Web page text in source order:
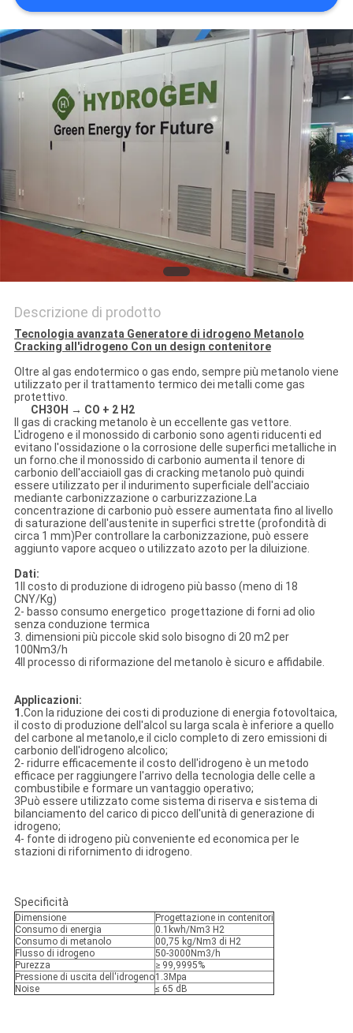
MAPPA
DEL
SITO
INFORMATIVA
SULLA
PRIVACY
Descrizione di prodotto
Tecnologia avanzata Generatore di idrogeno Metanolo
Cracking all'idrogeno Con un design contenitore
Oltre al gas endotermico o gas endo, sempre più metanolo viene
utilizzato per il trattamento termico dei metalli come gas
protettivo.
CH3OH → CO + 2 H2
Il gas di cracking metanolo è un eccellente gas vettore.
L'idrogeno e il monossido di carbonio sono agenti riducenti ed
evitano l'ossidazione o la corrosione delle superfici metalliche in
un forno.che il monossido di carbonio aumenta il tenore di
carbonio dell'acciaioIl gas di cracking metanolo può quindi
essere utilizzato per il indurimento superficiale dell'acciaio
mediante carbonizzazione o carburizzazione.La
concentrazione di carbonio può essere aumentata fino al livello
di saturazione dell'austenite in superfici strette (profondità di
circa 1 mm)Per controllare la carbonizzazione, può essere
aggiunto vapore acqueo o utilizzato azoto per la diluizione.
Dati:
1Il costo di produzione di idrogeno più basso (meno di 18
CNY/Kg)
2- basso consumo energetico ­ progettazione di forni ad olio
senza conduzione termica
3. dimensioni più piccole skid solo bisogno di 20 m2 per
100Nm3/h
4Il processo di riformazione del metanolo è sicuro e affidabile.
Applicazioni:
1.Con la riduzione dei costi di produzione di energia fotovoltaica,
il costo di produzione dell'alcol su larga scala è inferiore a quello
del carbone al metanolo,e il ciclo completo di zero emissioni di
carbonio dell'idrogeno alcolico;
2- ridurre efficacemente il costo dell'idrogeno è un metodo
efficace per raggiungere l'arrivo della tecnologia delle celle a
combustibile e formare un vantaggio operativo;
3Può essere utilizzato come sistema di riserva e sistema di
bilanciamento del carico di picco dell'unità di generazione di
idrogeno;
4- fonte di idrogeno più conveniente ed economica per le
stazioni di rifornimento di idrogeno.
Specificità
Dimensione
Progettazione in contenitori
Consumo di energia
0.1kwh/Nm3 H2
Consumo di metanolo
00,75 kg/Nm3 di H2
Flusso di idrogeno
50-3000Nm3/h
Purezza
≥ 99,9995%
Pressione di uscita dell'idrogeno1.3Mpa
Noise
≤ 65 dB